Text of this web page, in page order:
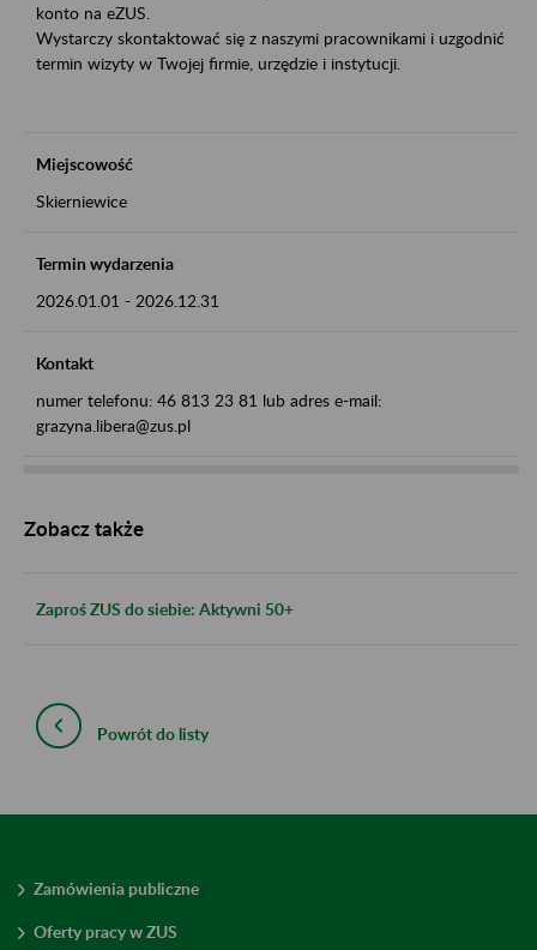
konto na eZUS.
Wystarczy skontaktować się z naszymi pracownikami i uzgodnić
termin wizyty w Twojej firmie, urzędzie i instytucji.
Miejscowość
Skierniewice
Termin wydarzenia
2026.01.01 - 2026.12.31
Kontakt
numer telefonu: 46 813 23 81 lub adres e-mail:
grazyna.libera@zus.pl
Zobacz także
Zaproś ZUS do siebie: Aktywni 50+
Powrót do listy
Zamówienia publiczne
Oferty pracy w ZUS